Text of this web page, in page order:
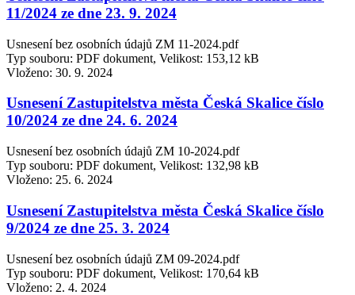
11/2024 ze dne 23. 9. 2024
Usnesení bez osobních údajů ZM 11-2024.pdf
Typ souboru: PDF dokument, Velikost: 153,12 kB
Vloženo: 30. 9. 2024
Usnesení Zastupitelstva města Česká Skalice číslo
10/2024 ze dne 24. 6. 2024
Usnesení bez osobních údajů ZM 10-2024.pdf
Typ souboru: PDF dokument, Velikost: 132,98 kB
Vloženo: 25. 6. 2024
Usnesení Zastupitelstva města Česká Skalice číslo
9/2024 ze dne 25. 3. 2024
Usnesení bez osobních údajů ZM 09-2024.pdf
Typ souboru: PDF dokument, Velikost: 170,64 kB
Vloženo: 2. 4. 2024